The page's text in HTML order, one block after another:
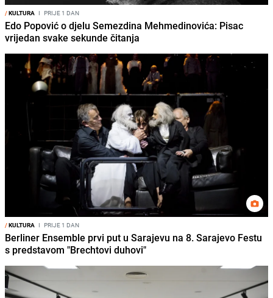
/KULTURA I PRIJE 1 DAN
Edo Popović o djelu Semezdina Mehmedinovića: Pisac
vrijedan svake sekunde čitanja
/KULTURA I PRIJE 1 DAN
Berliner Ensemble prvi put u Sarajevu na 8. Sarajevo Festu
s predstavom "Brechtovi duhovi"